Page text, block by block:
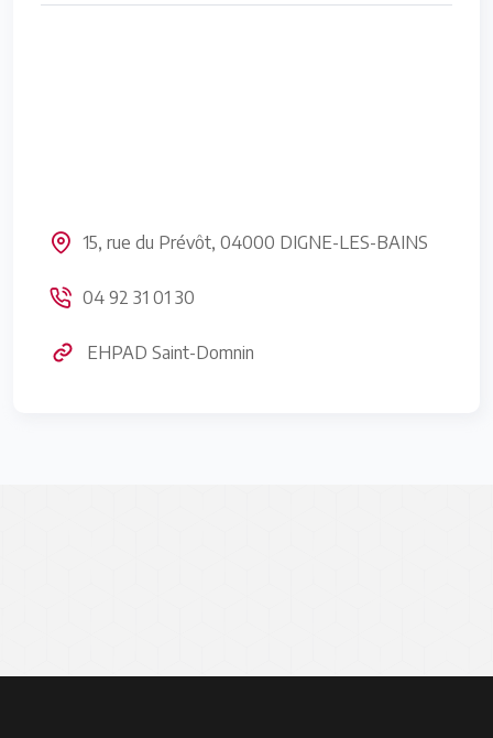
15, rue du Prévôt, 04000 DIGNE-LES-BAINS
04 92 31 01 30
EHPAD Saint-Domnin